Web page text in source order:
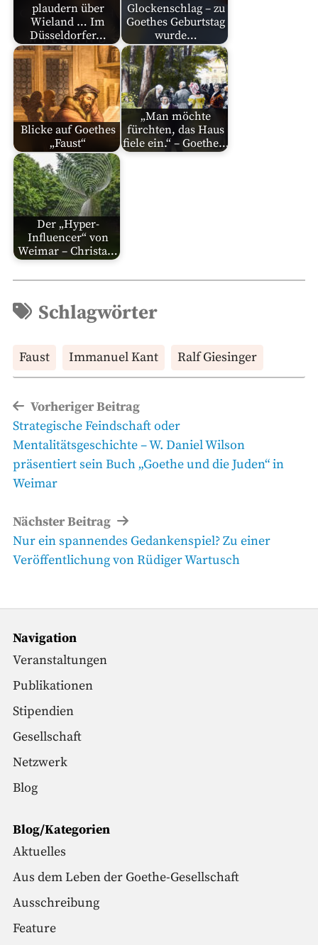
plaudern über
Wieland … Im
Düsseldorfer…
Glockenschlag – zu
Goethes Geburtstag
wurde…
Blicke auf Goethes
„Faust“
„Man möchte
fürchten, das Haus
fiele ein.“ – Goethe…
Der „Hyper-
Influencer“ von
Weimar – Christa…
Schlagwörter
Faust Immanuel Kant Ralf Giesinger
Beitragsnavigation
Vorheriger Beitrag
Vorheriger
Beitrag
Strategische Feindschaft oder
Mentalitätsgeschichte – W. Daniel Wilson
präsentiert sein Buch „Goethe und die Juden“ in
Weimar
Nächster Beitrag
Nächster
Beitrag
Nur ein spannendes Gedankenspiel? Zu einer
Veröffentlichung von Rüdiger Wartusch
Navigation
Veranstaltungen
Publikationen
Stipendien
Gesellschaft
Netzwerk
Blog
Blog/Kategorien
Aktuelles
Aus dem Leben der Goethe-Gesellschaft
Ausschreibung
Feature